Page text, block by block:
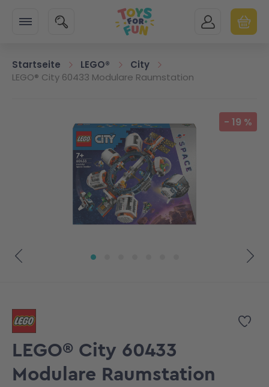
SUCHE MEIN KONTO
Startseite LEGO®
City
LEGO® City 60433 Modulare Raumstation
- 19 %
Zur
LEGO® City 60433
Modulare Raumstation